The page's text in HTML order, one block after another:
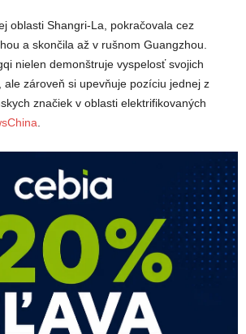
oblasti Shangri-La, pokračovala cez
a skončila až v rušnom Guangzhou.
nielen demonštruje vyspelosť svojich
ale zároveň si upevňuje pozíciu jednej z
značiek v oblasti elektrifikovaných